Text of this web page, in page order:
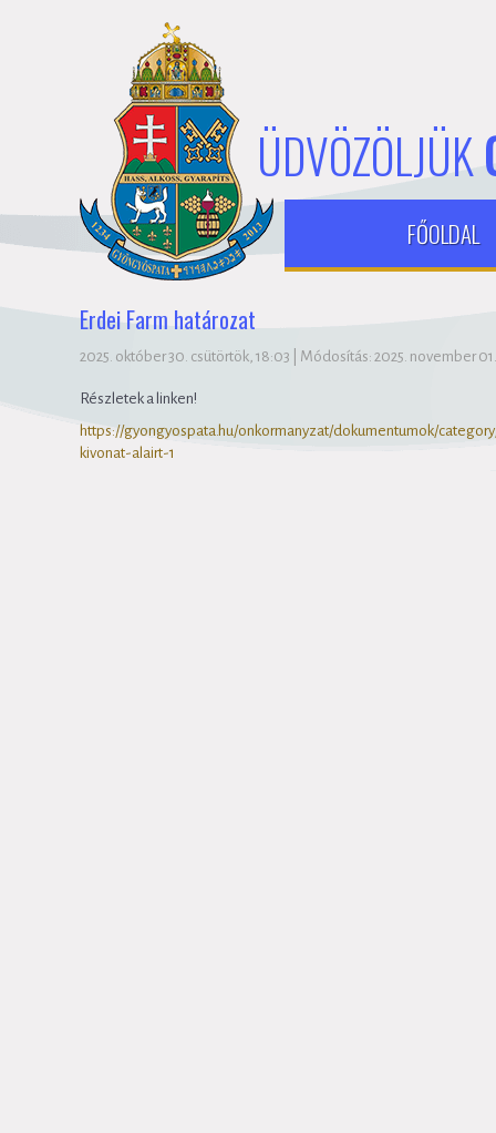
ÜDVÖZÖLJÜK
FŐOLDAL
Erdei Farm határozat
2025. október 30. csütörtök, 18:03 Módosítás: 2025. november
Részletek a linken!
https://gyongyospata.hu/onkormanyzat/dokumentumok/
kivonat-alairt-1